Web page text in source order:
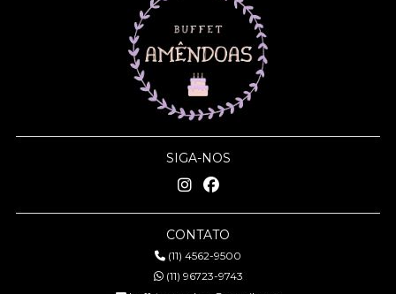
SIGA-NOS
CONTATO
(11) 4562-9500
(11) 96723-9743